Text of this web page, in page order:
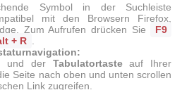
Symbol in der Suchleiste
mit den Browsern Firefox,
Zum Aufrufen drücken Sie
F9
+ R
und der Tabulatortasteauf Ihrer
Seite nach oben und unten scrollen
Link zugreifen.